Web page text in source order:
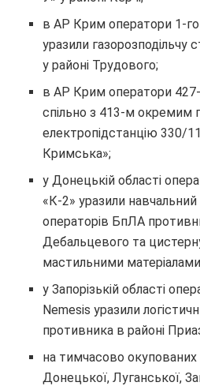
в АР Крим оператори 1-
уразили газорозподільчу
у районі Трудового;
в АР Крим оператори 427-
спільно з 413-м окремим
електропідстанцію 330/
Кримська»;
у Донецькій області
«К-2» уразили навчальний
операторів БпЛА
Дебальцевого та
мастильними матеріалами
у Запорізькій області
Nemesis уразили
противника в районі
на тимчасово
Донецької, Луганської,